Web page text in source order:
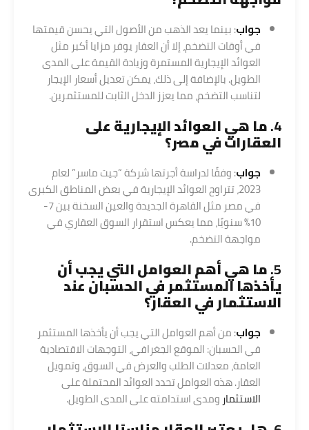
جواب: بينما يعد الذهب من الأصول التي يحسن قيمتها
في أوقات التضخم، إلا أن العقار يوفر مزايا أكبر مثل
العوائد الإيجارية المستمرة وزيادة القيمة على المدى
الطويل. بالإضافة إلى ذلك، يمكن تعديل أسعار الإيجار
لتناسب التضخم، مما يعزز الدخل الثابت للمستثمرين.
4. ما هي العوائد الإيجارية على
العقارات في مصر؟
جواب: وفقًا لدراسة أجرتها شركة “جيت ماسر” لعام
2023، تتراوح العوائد الإيجارية في بعض المناطق الكبرى
في مصر مثل القاهرة الجديدة والعين السخنة بين 7-
10% سنويًا، مما يعكس استقرار السوق العقاري في
مواجهة التضخم.
5. ما هي أهم العوامل التي يجب أن
يأخذها المستثمر في الحسبان عند
الاستثمار في العقار؟
جواب: من أهم العوامل التي يجب أن يأخذها المستثمر
في الحسبان: الموقع الجغرافي، التوجهات الاقتصادية
العامة، معدلات الطلب والعرض في السوق، وتمويل
العقار. هذه العوامل تحدد العوائد المحتملة على
الاستثمار ومدى استدامته على المدى الطويل.